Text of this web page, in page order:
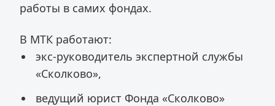
работы в самих фондах.
В МТК работают:
экс-руководитель экспертной службы
«Сколково»,
ведущий юрист Фонда «Сколково»